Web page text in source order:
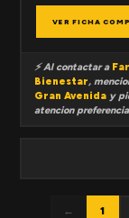
VER FICHA
⚡ Al contactar a
Bienestar,
Gran Avenida y
atencion
← 1